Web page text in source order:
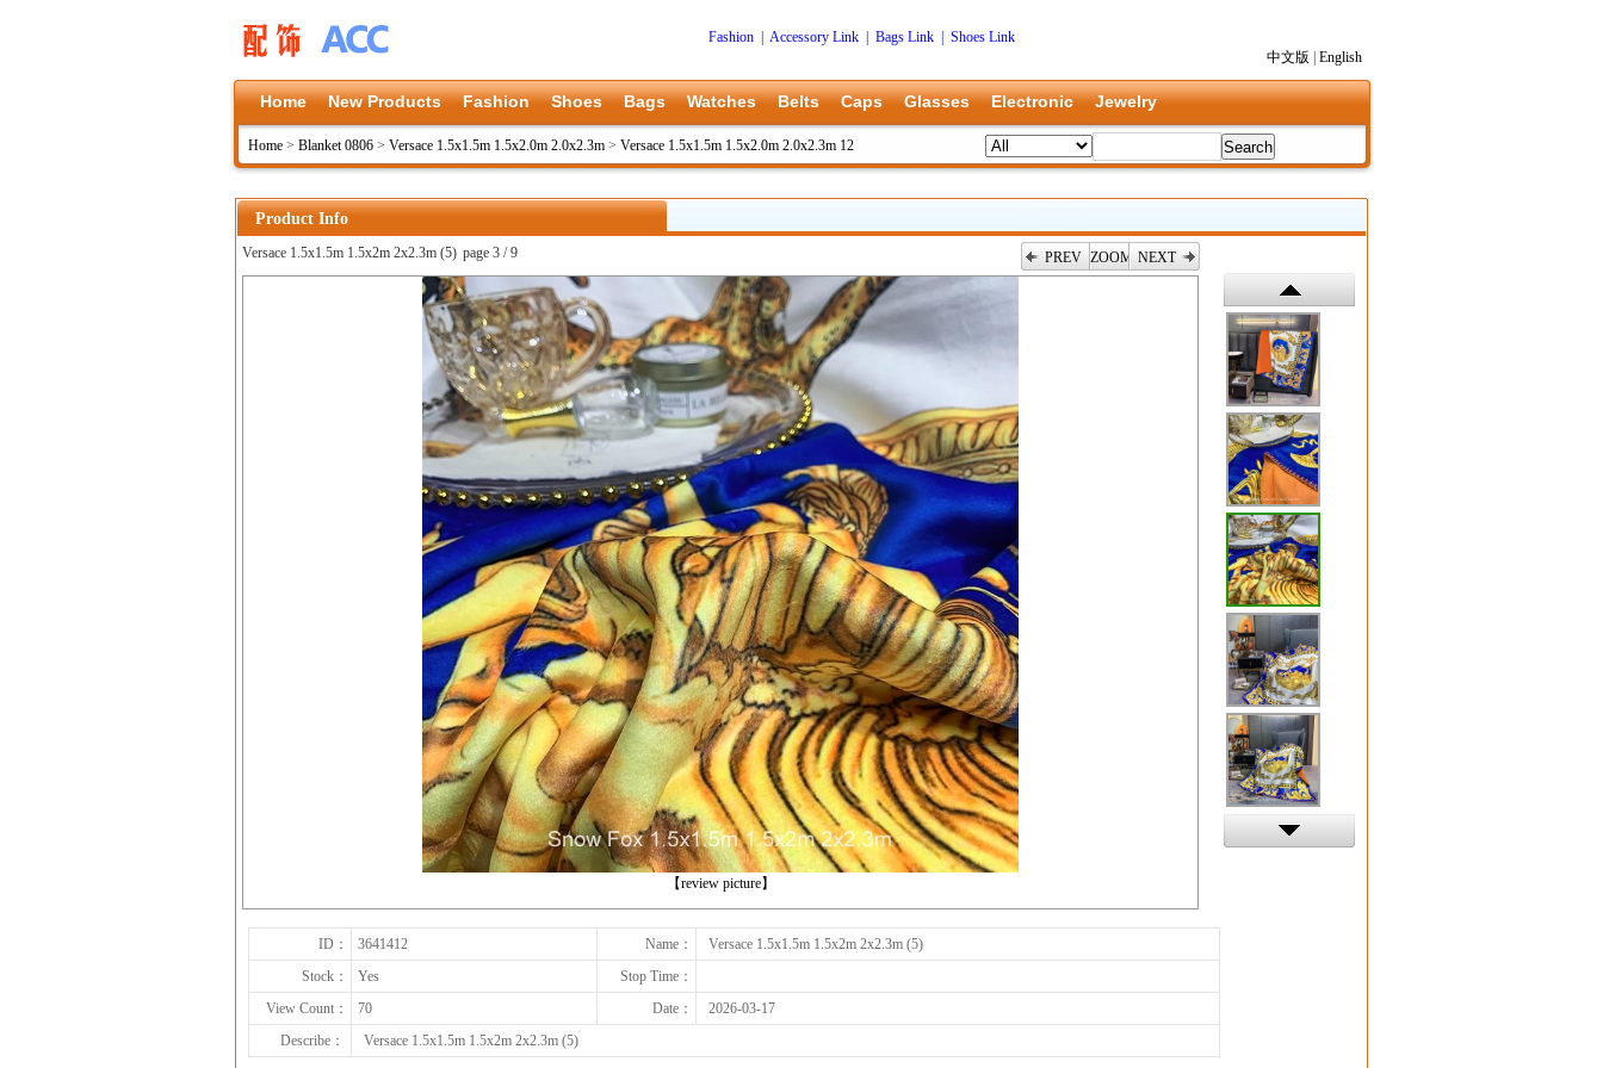
Fashion Accessory Link Bags Link
Shoes Link
中文版
English
Home New Products Fashion Shoes Bags Watches Belts Caps Glasses Electronic Jewelry
Home > Blanket 0806 > Versace 1.5x1.5m 1.5x2.0m 2.0x2.3m > Versace 1.5x1.5m 1.5x2.0m 2.0x2.3m 12
Product Info
Versace 1.5x1.5m 1.5x2m 2x2.3m (5) page 3 / 9 PREV ZOOM NEXT
【review picture】
下一张
ID： 3641412 Name：
Versace 1.5x1.5m 1.5x2m 2x2.3m (5)
Stock：
Yes
Stop Time：
View Count：
70 Date：
2026-03-17
Describe：
Versace 1.5x1.5m 1.5x2m 2x2.3m (5)